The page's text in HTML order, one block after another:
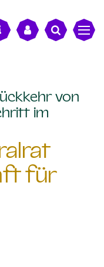
von
im
für